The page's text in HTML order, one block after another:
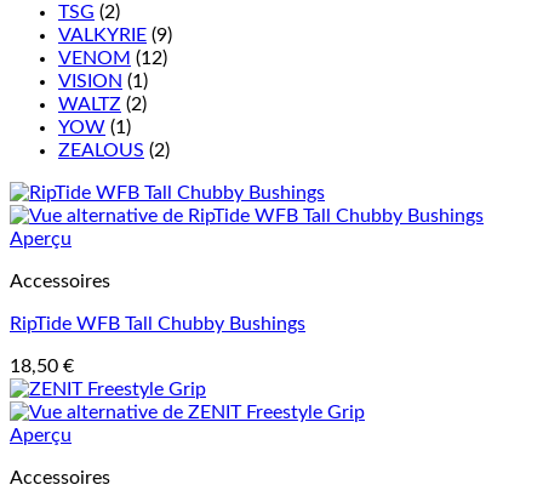
TSG (2)
VALKYRIE (9)
VENOM (12)
VISION (1)
WALTZ (2)
YOW (1)
ZEALOUS (2)
Aperçu
Accessoires
RipTide WFB Tall Chubby Bushings
18,50 €
Aperçu
Accessoires